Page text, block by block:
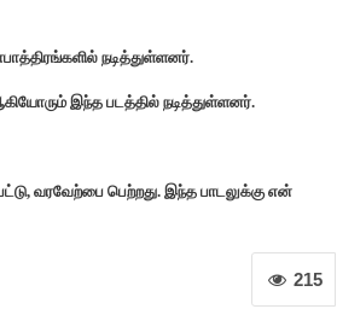
நடித்துள்ளனர்.
இந்த படத்தில் நடித்துள்ளனர்.
வரவேற்பை பெற்றது. இந்த பாடலுக்கு என்
215